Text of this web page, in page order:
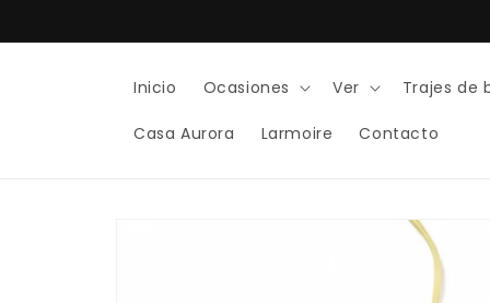
al contenido
Inicio Ocasiones Ver Trajes de
Casa Aurora Larmoire Contacto